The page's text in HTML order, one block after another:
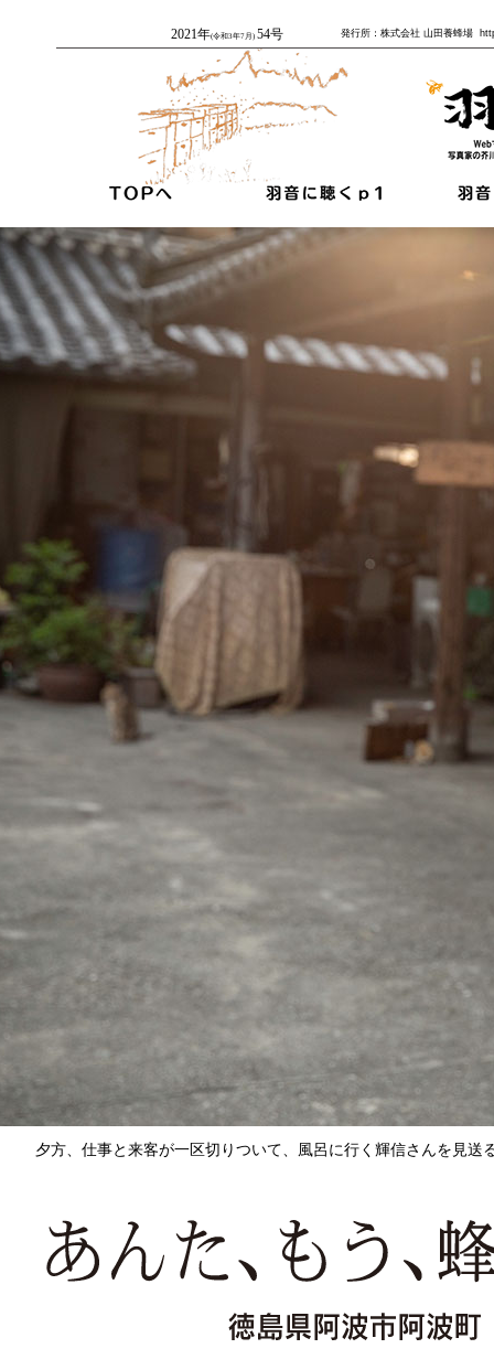
2021年(令和3年7月) 54号 発行所：株式会社 山田養蜂場
夕方、仕事と来客が一区切りついて、風呂に行く輝信さんを見送